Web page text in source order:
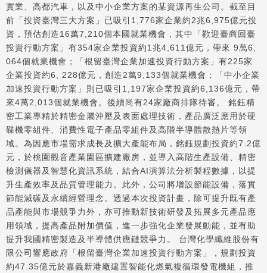
實業、高都汽車，以及中小企業方案的某資源再生公司。截至目
前「投資臺灣三大方案」已吸引1,776家企業約2兆6,975億元投
資，預估創造16萬7,210個本國就業機會，其中「歡迎臺商回臺
投資行動方案」有354家企業投資約1兆4,611億元，帶來 9萬6,
064個就業機會；「根留臺灣企業加速投資行動方案」有225家
企業投資約6, 228億元，創造2萬9,133個就業機會；「中小企業
加速投資行動方案」則已吸引1,197家企業投資約6,136億元，帶
來4萬2,013個就業機會。後續尚有24家廠商排隊待審。 銘鈺精
密工業專精於精密金屬沖壓及表面處理技術，產品廣泛應用於硬
碟機零組件、消費性電子產品零組件及高階半導體散熱片等領
域。為因應市場需求成長及擴大產能布局，銘鈺規劃投資約7.2億
元，於桃園觀音產業園區擴建廠房，並導入高階生產設備、精密
檢測儀器及智慧化資訊系統，結合AI演算法分析製程數據，以提
升生產效率及品質管理能力。此外，公司將增設節能設備，落實
節能減碳及永續經營理念。透過本次投資計畫，除可提升既有產
品產能與市場競爭力外，亦可推動新技術研發及拓展多元產品應
用領域，提高產品附加價值，進一步強化企業發展動能，並有助
提升我國精密製造及半導體供應鏈競爭力。 台灣化學纖維股份有
限公司響應政府「根留臺灣企業加速投資行動方案」，規劃投資
約47.35億元於嘉義新港廠建置智能化燃氣複循環發電機組，推